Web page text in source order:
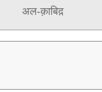
अल-क़ाबिद़